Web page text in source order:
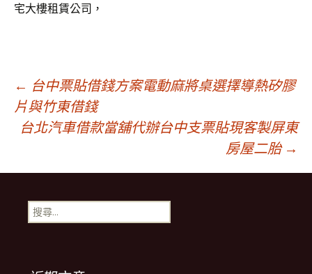
宅大樓租賃公司，
文
章
導
覽
← 台中票貼借錢方案電動麻將桌選擇導熱矽膠
片與竹東借錢
台北汽車借款當舖代辦台中支票貼現客製屏東
房屋二胎 →
搜
尋